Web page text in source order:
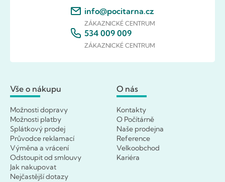
info@pocitarna.cz
ZÁKAZNICKÉ CENTRUM
534 009 009
ZÁKAZNICKÉ CENTRUM
Vše o nákupu
Možnosti dopravy
Možnosti platby
Splátkový prodej
Průvodce reklamací
Výměna a vrácení
Odstoupit od smlouvy
Jak nakupovat
Nejčastější dotazy
O nás
Kontakty
O Počítárně
Naše prodejna
Reference
Velkoobchod
Kariéra